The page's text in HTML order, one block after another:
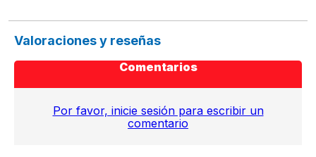
Valoraciones y reseñas
Comentarios
Por favor, inicie sesión para escribir un
comentario